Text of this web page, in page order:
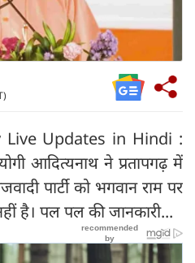
Live Updates in Hindi :
आदित्यनाथ ने प्रतापगढ़ में
पार्टी को भगवान राम पर
है। पल पल की जानकारी...